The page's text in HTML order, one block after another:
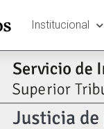
Institucional